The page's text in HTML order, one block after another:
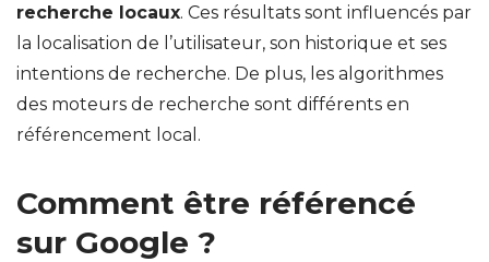
recherche locaux. Ces résultats sont influencés par
la localisation de l’utilisateur, son historique et ses
intentions de recherche. De plus, les algorithmes
des moteurs de recherche sont différents en
référencement local.
Comment être référencé
sur Google ?